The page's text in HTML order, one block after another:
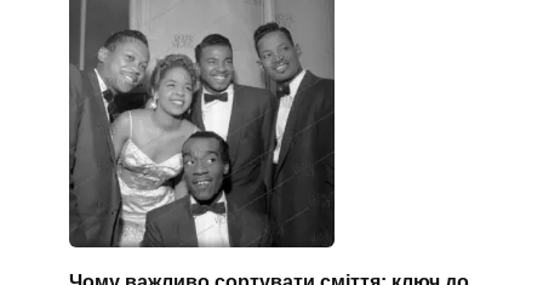
Чому важливо сортувати сміття: ключ до